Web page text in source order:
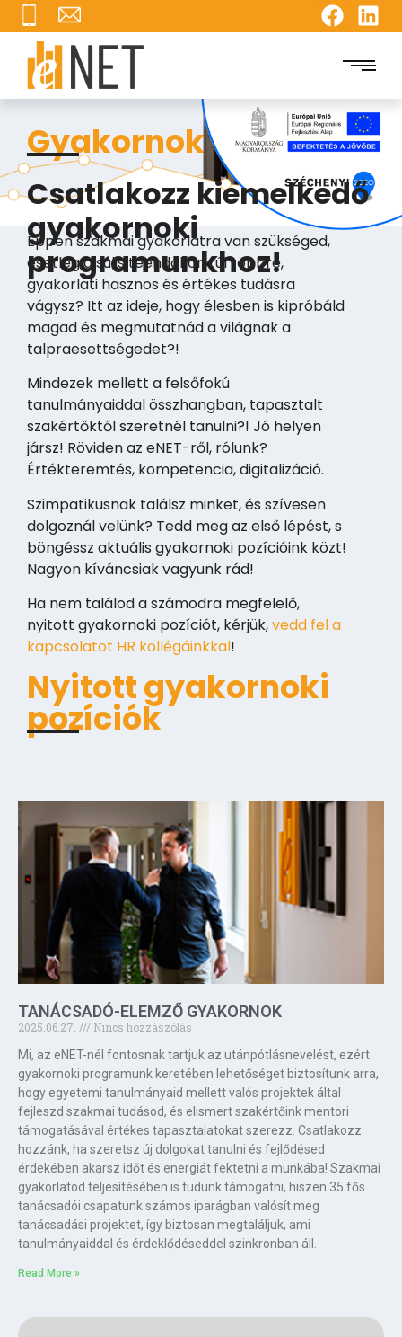
Gyakornoki pozíciók
Csatlakozz kiemelkedő
gyakornoki
programunkhoz!
Éppen szakmai gyakorlatra van szükséged,
esetleg a sulis teendőkön túl többre,
gyakorlati hasznos és értékes tudásra
vágysz? Itt az ideje, hogy élesben is kipróbáld
magad és megmutatnád a világnak a
talpraesettségedet?!
Mindezek mellett a felsőfokú
tanulmányaiddal összhangban, tapasztalt
szakértőktől szeretnél tanulni?! Jó helyen
jársz! Röviden az eNET-ről, rólunk?
Értékteremtés, kompetencia, digitalizáció.
Szimpatikusnak találsz minket, és szívesen
dolgoznál velünk? Tedd meg az első lépést, s
böngéssz aktuális gyakornoki pozícióink közt!
Nagyon kíváncsiak vagyunk rád!
Ha nem találod a számodra megfelelő,
nyitott gyakornoki pozíciót, kérjük,vedd fel a
kapcsolatot HR kollégáinkkal!
Nyitott gyakornoki
pozíciók
TANÁCSADÓ-ELEMZŐ GYAKORNOK
2025.06.27.
Nincs hozzászólás
Mi, az eNET-nél fontosnak tartjuk az utánpótlásnevelést, ezért
gyakornoki programunk keretében lehetőséget biztosítunk arra,
hogy egyetemi tanulmányaid mellett valós projektek által
fejleszd szakmai tudásod, és elismert szakértőink mentori
támogatásával értékes tapasztalatokat szerezz. Csatlakozz
hozzánk, ha szeretsz új dolgokat tanulni és fejlődésed
érdekében akarsz időt és energiát fektetni a munkába! Szakmai
gyakorlatod teljesítésében is tudunk támogatni, hiszen 35 fős
tanácsadói csapatunk számos iparágban valósít meg
tanácsadási projektet, így biztosan megtaláljuk, ami
tanulmányaiddal és érdeklődéseddel szinkronban áll.
Read More »